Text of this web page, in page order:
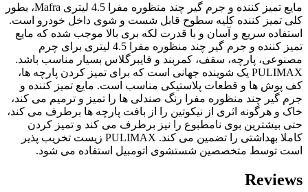
مايع تميز کننده و جرم گير چند منظوره مفرا 4.5 لیتری Mafra، بطور
کلی تميز کننده کليه سطوح قابل شست و شوی داخل خودرو است.
استفاده سريع و آسان و با قدرت لکه بری بالا موجب شده که مايع
تميز کننده و جرم گير چند منظوره مفرا 4.5 لیتری برای چرم
مصنوعی، پارچه، سقف، کمربند و فايبرگلاس بسیار مناسب باشد.
PULIMAX یک شوینده جهانی است که برای تمیز کردن پارچه ها،
کف پوش ها و قطعات پلاستیکی مناسب است. مايع تميز کننده و
جرم گير چند منظوره مفرا رنگ صندلی ها را تمیز و ترمیم می کند،
خاک و هرگونه اثری از نیکوتین را از بافت پارچه ها برطرف می کند،
حتی بیشترین بوی نامطبوع را نیز برطرف می کند و تمیز کردن
کاملا بهداشتی را تضمین می کند. PULIMAX زیست تخریب پذیر
است توسط متخصصین شستشوی اتومبیل استفاده می شود.
Reviews